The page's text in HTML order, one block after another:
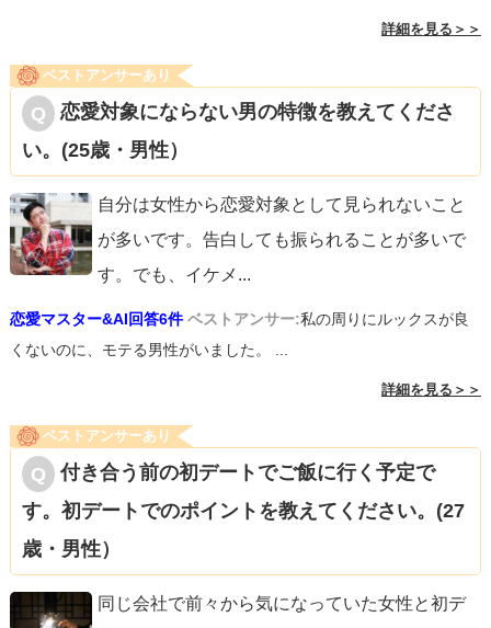
詳細を見る＞＞
ベストアンサーあり
恋愛対象にならない男の特徴を教えてくださ
い。(25歳・男性）
自分は女性から恋愛対象として見られないこと
が多いです。告白しても振られることが多いで
す。でも、イケメ ...
恋愛マスター&AI回答6件 ベストアンサー:私の周りにルックスが良
くないのに、モテる男性がいました。 ...
詳細を見る＞＞
ベストアンサーあり
付き合う前の初デートでご飯に行く予定で
す。初デートでのポイントを教えてください。(27
歳・男性）
同じ会社で前々から気になっていた女性と初デ